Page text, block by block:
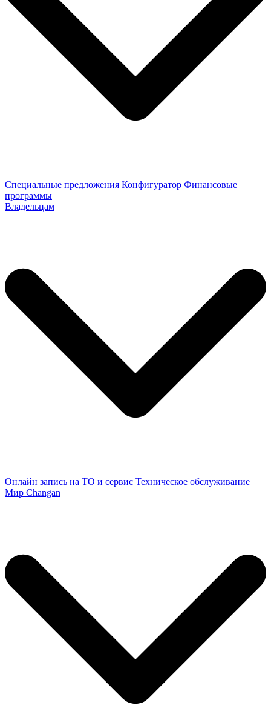
Специальные предложения Конфигуратор Финансовые
программы
Владельцам
Онлайн запись на ТО и сервис Техническое обслуживание
Мир Changan